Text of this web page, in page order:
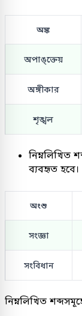
অঙ্ক
অপাঙ্ক্তেয়
অঙ্গীকার
শৃঙ্খল
নিম্নলিখিত
ব্যবহৃত
অংশু
সংজ্ঞা
সংবিধান
নিম্নলিখিত